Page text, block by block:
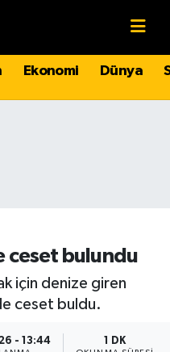
Ekonomi Dünya
ceset bulundu
için denize giren
ceset buldu.
- 13:44 1 DK
Fikstür